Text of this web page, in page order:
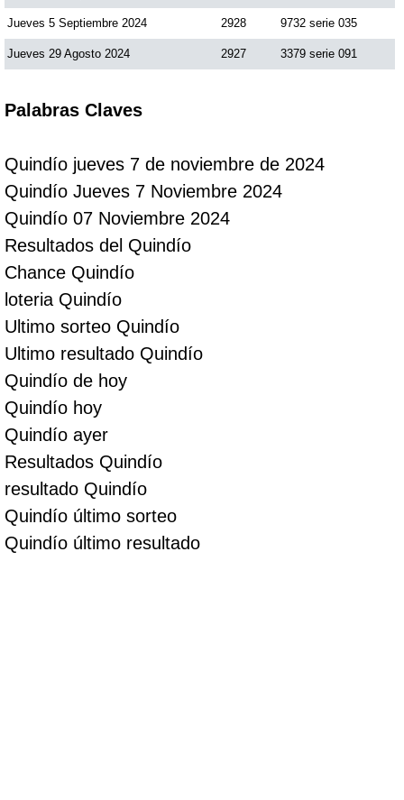
Jueves 5 Septiembre 2024 2928 9732 serie 035
Jueves 29 Agosto 2024 2927 3379 serie 091
Palabras Claves
Quindío jueves 7 de noviembre de 2024
Quindío Jueves 7 Noviembre 2024
Quindío 07 Noviembre 2024
Resultados del Quindío
Chance Quindío
loteria Quindío
Ultimo sorteo Quindío
Ultimo resultado Quindío
Quindío de hoy
Quindío hoy
Quindío ayer
Resultados Quindío
resultado Quindío
Quindío último sorteo
Quindío último resultado